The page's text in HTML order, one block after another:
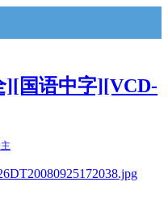
][国语中字][VCD-